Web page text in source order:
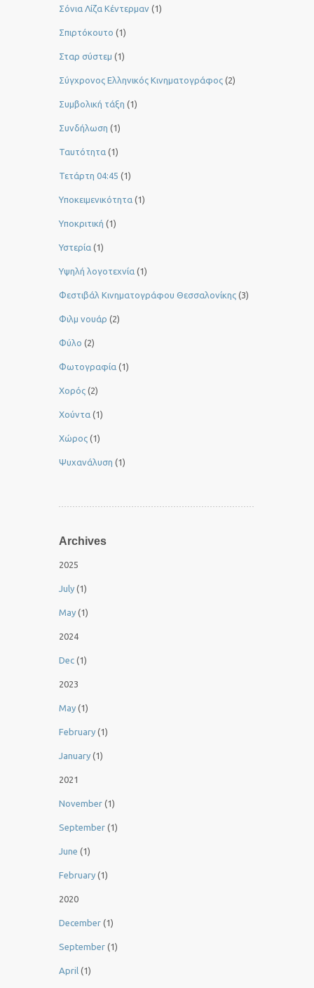
Σόνια Λίζα Κέντερμαν (1)
Σπιρτόκουτο (1)
Σταρ σύστεμ (1)
Σύγχρονος Ελληνικός Κινηματογράφος (2)
Συμβολική τάξη (1)
Συνδήλωση (1)
Ταυτότητα (1)
Τετάρτη 04:45 (1)
Υποκειμενικότητα (1)
Υποκριτική (1)
Υστερία (1)
Yψηλή λογοτεχνία (1)
Φεστιβάλ Κινηματογράφου Θεσσαλονίκης (3)
Φιλμ νουάρ (2)
Φύλο (2)
Φωτογραφία (1)
Χορός (2)
Χούντα (1)
Χώρος (1)
Ψυχανάλυση (1)
Archives
2025
July (1)
May (1)
2024
Dec (1)
2023
May (1)
February (1)
January (1)
2021
November (1)
September (1)
June (1)
February (1)
2020
December (1)
September (1)
April (1)